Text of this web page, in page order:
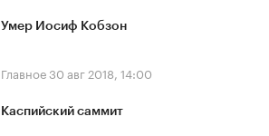
Умер Иосиф Кобзон
Главное30 авг 2018, 14:00
Каспийский саммит